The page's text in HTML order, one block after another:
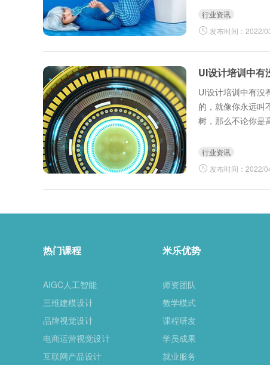
行业资讯
发布时间：2022/
UI设计培训中有
UI设计培训中有没
的，就像你永远叫
树，那么不论你是
行业资讯
发布时间：2022/
热门课程
AIGC人工智能
三维建模设计
品牌视觉设计
电商运营视觉设计
互联网产品设计
米乐优势
师资团队
教学模式
课程研发
学员成果
就业服务